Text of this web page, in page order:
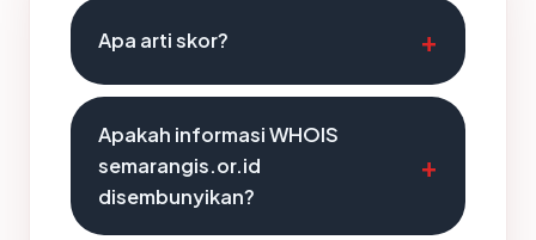
Apa arti skor?
Apakah informasi WHOIS
semarangis.or.id
disembunyikan?